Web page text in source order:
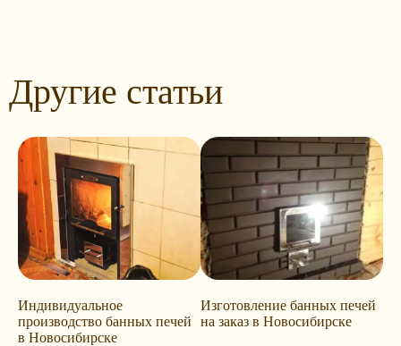
Другие статьи
Индивидуальное
производство банных печей
в Новосибирске
Изготовление банных печей
на заказ в Новосибирске